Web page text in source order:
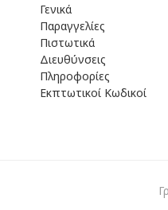
Γενικά
Παραγγελίες
Πιστωτικά
Διευθύνσεις
Πληροφορίες
Εκπτωτικοί Κωδικοί